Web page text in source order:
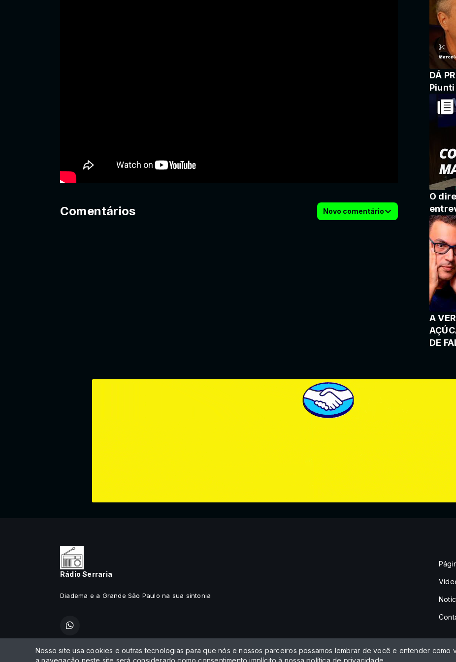
DÁ
O
A
DE
Comentários Novo comentário
Rádio Serraria
Diadema e a Grande São Paulo na sua sintonia
Todos os direitos reservados.
Nosso site usa cookies e outras tecnologias para que nós e nossos parceiros possamos lembrar de você e entender como
a navegação neste site será considerado como consentimento implícito à nossapolítica de privacidade